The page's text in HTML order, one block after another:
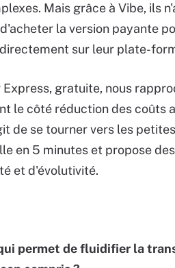
Mais grâce à Vibe, ils
la version payante
sur leur plate-
gratuite, nous
le côté réduction des coûts
de se tourner vers les
en 5 minutes et propose des
et d'évolutivité.
permet de fluidifier la